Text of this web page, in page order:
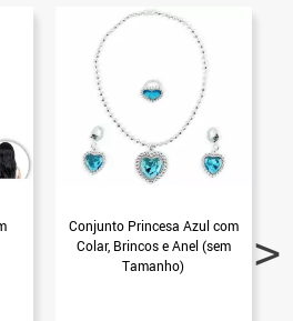
Conjunto Princesa Azul com
Colar, Brincos e Anel (sem
Tamanho)